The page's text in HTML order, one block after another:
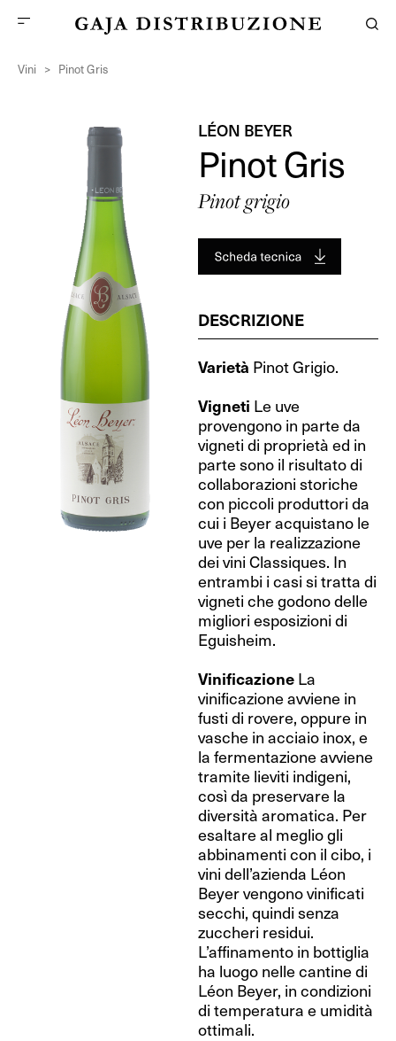
Vini > Pinot Gris
LÉON BEYER
Pinot Gris
Pinot grigio
DESCRIZIONE
Varietà Pinot Grigio.
Vigneti Le uve
provengono in parte da
vigneti di proprietà ed in
parte sono il risultato di
collaborazioni storiche
con piccoli produttori da
cui i Beyer acquistano le
uve per la realizzazione
dei vini Classiques. In
entrambi i casi si tratta di
vigneti che godono delle
migliori esposizioni di
Eguisheim.
Vinificazione La
vinificazione avviene in
fusti di rovere, oppure in
vasche in acciaio inox, e
la fermentazione avviene
tramite lieviti indigeni,
così da preservare la
diversità aromatica. Per
esaltare al meglio gli
abbinamenti con il cibo, i
vini dell’azienda Léon
Beyer vengono vinificati
secchi, quindi senza
zuccheri residui.
L’affinamento in bottiglia
ha luogo nelle cantine di
Léon Beyer, in condizioni
di temperatura e umidità
ottimali.